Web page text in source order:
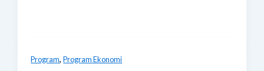
Program,Program Ekonomi